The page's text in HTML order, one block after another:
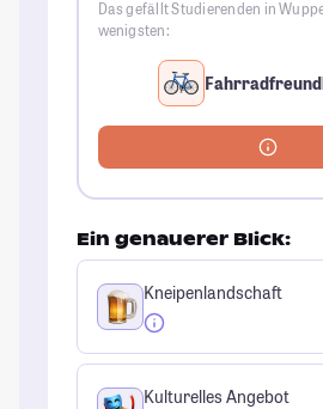
Das gefällt Studierenden in
wenigsten:
Ein genauerer Blick:
Kneipenlandschaft
Kulturelles Angebot